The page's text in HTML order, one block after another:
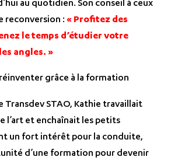
au quotidien. Son conseil à ceux
reconversion : « Profitez des
le temps d’étudier votre
angles. »
réinventer grâce à la formation
STAO, Kathie travaillait
l’art et enchaînait les petits
un fort intérêt pour la conduite,
d’une formation pour devenir